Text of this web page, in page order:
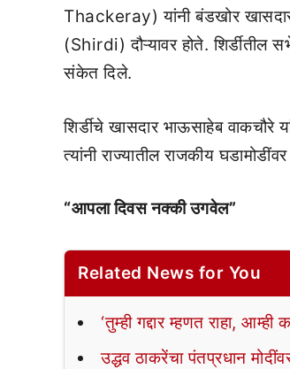
Thackeray) यांनी बंडखोर
(Shirdi) दौऱ्यावर होते. शिर्डीतील
संकेत दिले.
शिर्डीचे खासदार भाऊसाहेब वाकचौरे
त्यांनी राज्यातील राजकीय
“आपला दिवस नक्की उगवेल”
Related News for You
‘तुम्ही गद्दार म्हणत राहा,
उद्धव ठाकरेंचा पंतप्रधान